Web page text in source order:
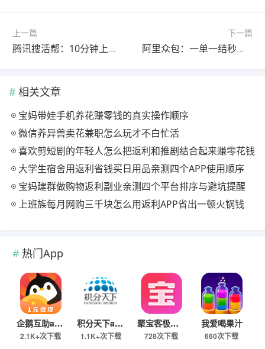
上一篇
腾讯搜活帮：10分钟上手，学生党宝妈碎片时间变现首选
下一篇
阿里众包：一单一结秒到账，学生党课间增收小妙招
相关文章
宝妈带娃手机养花赚零钱的真实操作顺序
微信养异兽卖花兼职怎么玩才不白忙活
喜欢剪短剧的年轻人怎么把返利和推剧结合起来赚零花钱
大学生宿舍用返利省钱买日用品亲测四个APP使用顺序
宝妈建群做购物返利副业亲测四个平台排序与避坑提醒
上班族每月网购三千块怎么用返利APP省出一顿火锅钱
热门App
企鹅互助app
2.1K+次下载
积分天下app
1.1K+次下载
聚宝客极速版
728次下载
我爱喝果汁
660次下载